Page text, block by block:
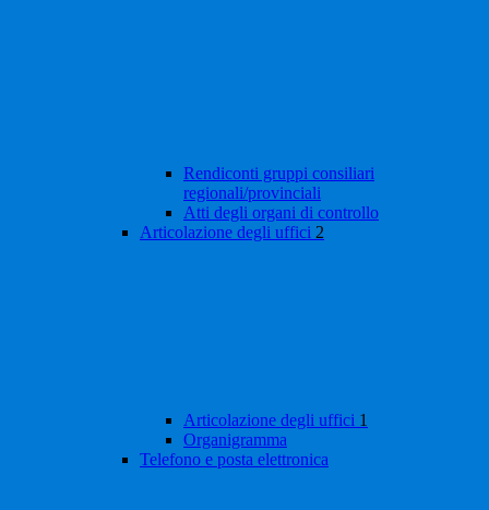
Rendiconti gruppi consiliari
regionali/provinciali
Atti degli organi di controllo
Articolazione degli uffici 2
Articolazione degli uffici 1
Organigramma
Telefono e posta elettronica